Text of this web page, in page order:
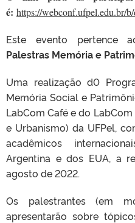
é: https://webconf.ufpel.edu.br/
Este evento pertence
Palestras Memória e
Uma realização d0
Memória Social e
LabCom Café e do
e Urbanismo) da UFPel,
acadêmicos
Argentina e dos EUA, a
agosto de 2022.
Os palestrantes (em
apresentarão sobre